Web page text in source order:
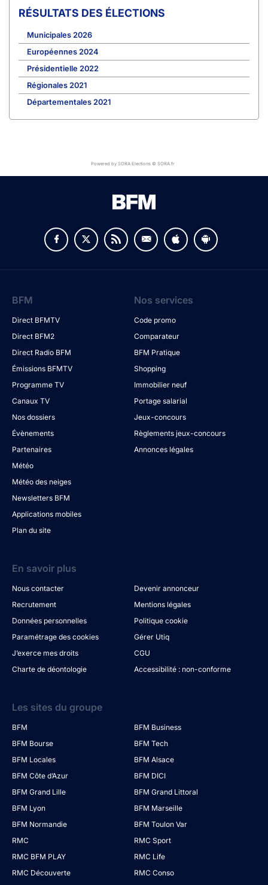
RÉSULTATS DES ÉLECTIONS
Municipales 2026
Européennes 2024
Présidentielle 2022
Régionales 2021
Départementales 2021
Powered by SORA Elections © SORA.fr
BFM
Direct BFMTV
Direct BFM2
Direct Radio BFM
Émissions BFMTV
Programme TV
Canaux TV
Nos dossiers
Évènements
Partenaires
Météo
Météo des neiges
Newsletters BFM
Applications mobiles
Plan du site
Nos services
Code promo
Comparateur
BFM Pratique
Shopping
Immobilier neuf
Portage salarial
Jeux-concours
Règlements jeux-concours
Annonces légales
En savoir plus
Nous contacter
Devenir annonceur
Recrutement
Mentions légales
Données personnelles
Politique cookie
Paramétrage des cookies
Gérer Utiq
J’exerce mes droits
CGU
Charte de déontologie
Accessibilité : non-conforme
Les sites du groupe
BFM
BFM Business
BFM Bourse
BFM Tech
BFM Locales
BFM Alsace
BFM Côte d’Azur
BFM DICI
BFM Grand Lille
BFM Grand Littoral
BFM Lyon
BFM Marseille
BFM Normandie
BFM Toulon Var
RMC
RMC Sport
RMC BFM PLAY
RMC Life
RMC Découverte
RMC Conso